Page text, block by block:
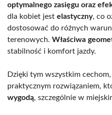
optymalnego zasięgu oraz
dla kobiet jest elastyczny, co
dostosować do różnych
terenowych. Właściwa
stabilność i komfort jazdy.
Dzięki tym wszystkim
praktycznym rozwiązaniem,
wygodą, szczególnie w